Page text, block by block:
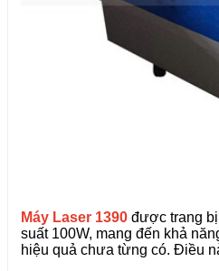
Máy Laser 1390 được trang
suất 100W, mang đến khả
hiệu quả chưa từng có. Điều